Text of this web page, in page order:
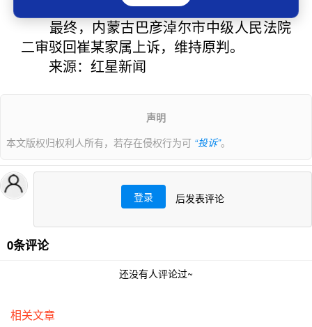
最终，内蒙古巴彦淖尔市中级人民法院
二审驳回崔某家属上诉，维持原判。
来源：红星新闻
声明
本文版权归权利人所有，若存在侵权行为可 “投诉”。
登录 后发表评论
0条评论
还没有人评论过~
相关文章